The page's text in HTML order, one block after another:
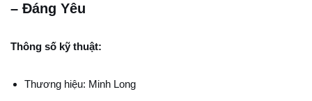
– Đáng Yêu
Thông số kỹ thuật:
Thương hiệu: Minh Long